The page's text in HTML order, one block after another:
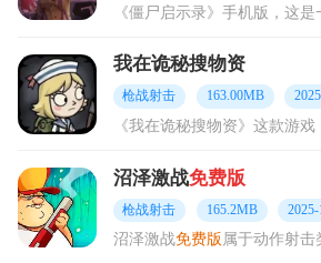
我在诡秘搜物资
枪战射击 163.00MB
沼泽激战免费版
枪战射击 165.2MB
沼泽激战免费版属于动作射击类游戏。在游戏里，玩家要守护好房子，共同抵御沼